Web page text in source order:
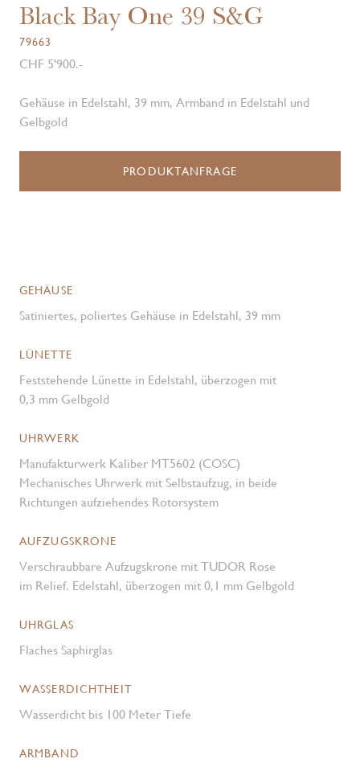
Black Bay One 39 S&G
79663
CHF 5'900.-
Gehäuse in Edelstahl, 39 mm, Armband in Edelstahl und
Gelbgold
PRODUKTANFRAGE
GEHÄUSE
Satiniertes, poliertes Gehäuse in Edelstahl, 39 mm
LÜNETTE
Feststehende Lünette in Edelstahl, überzogen mit
0,3 mm Gelbgold
UHRWERK
Manufakturwerk Kaliber MT5602 (COSC)
Mechanisches Uhrwerk mit Selbstaufzug, in beide
Richtungen aufziehendes Rotorsystem
AUFZUGSKRONE
Verschraubbare Aufzugskrone mit TUDOR Rose
im Relief. Edelstahl, überzogen mit 0,1 mm Gelbgold
UHRGLAS
Flaches Saphirglas
WASSERDICHTHEIT
Wasserdicht bis 100 Meter Tiefe
ARMBAND